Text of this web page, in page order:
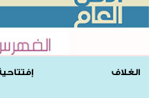
الغلاف